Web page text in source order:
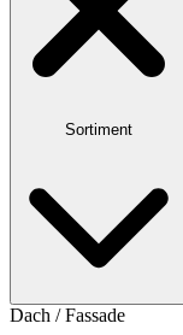
Sortiment
Dach / Fassade